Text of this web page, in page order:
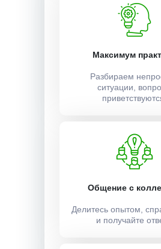
Максимум
Разбираем
ситуации,
Общение с
Делитесь опытом,
и получайте